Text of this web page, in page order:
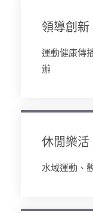
領導創新
運動健康傳
辦
休閒樂活
水域運動、